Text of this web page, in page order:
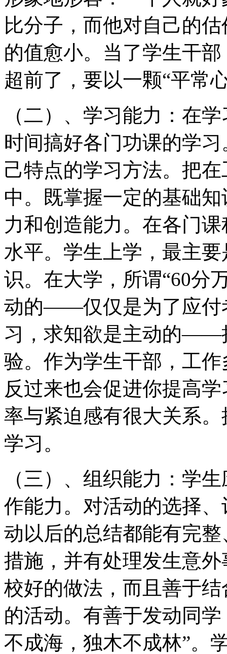
比分子，而他对自己的
的值愈小。当了学生干
超前了，要以一颗“平常
（二）、学习能力：在
时间搞好各门功课的学
己特点的学习方法。把
中。既掌握一定的基础
力和创造能力。在各门
水平。学生上学，最主
识。在大学，所谓“60分
动的——仅仅是为了应付
习，求知欲是主动的——
验。作为学生干部，工
反过来也会促进你提高
率与紧迫感有很大关系
学习。
（三）、组织能力：学
作能力。对活动的选择
动以后的总结都能有完
措施，并有处理发生意
校好的做法，而且善于
的活动。有善于发动同
不成海，独木不成林”。